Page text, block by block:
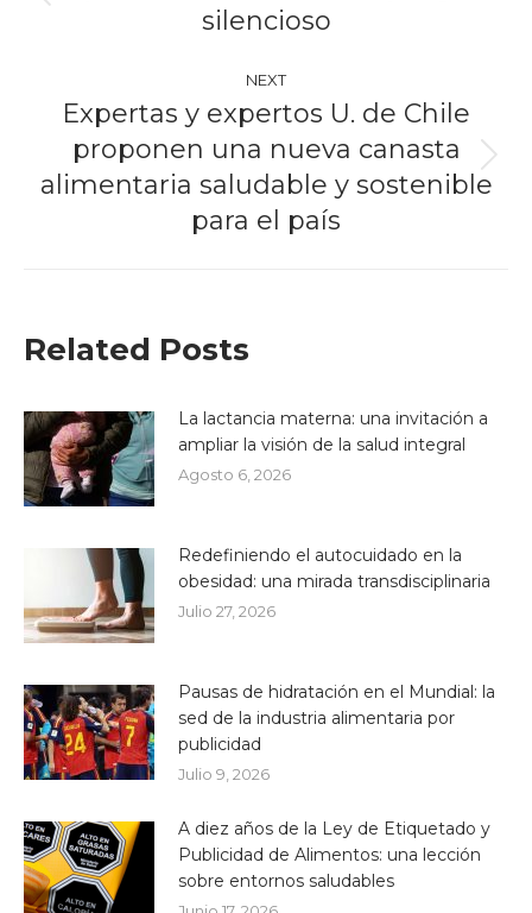
post:
silencioso
NEXT
post:
Expertas y expertos U. de Chile
proponen una nueva canasta
alimentaria saludable y sostenible
para el país
Related Posts
La lactancia materna: una invitación a
ampliar la visión de la salud integral
Agosto 6, 2026
Redefiniendo el autocuidado en la
obesidad: una mirada transdisciplinaria
Julio 27, 2026
Pausas de hidratación en el Mundial: la
sed de la industria alimentaria por
publicidad
Julio 9, 2026
A diez años de la Ley de Etiquetado y
Publicidad de Alimentos: una lección
sobre entornos saludables